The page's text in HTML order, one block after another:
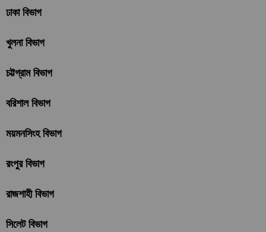
ঢাকা বিভাগ
খুলনা বিভাগ
চট্টগ্রাম বিভাগ
বরিশাল বিভাগ
ময়মনসিংহ বিভাগ
রংপুর বিভাগ
রাজশাহী বিভাগ
সিলেট বিভাগ